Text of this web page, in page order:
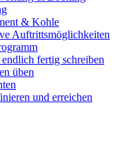
& Kohle
Auftrittsmöglichkeiten
fertig schreiben
üben
und erreichen